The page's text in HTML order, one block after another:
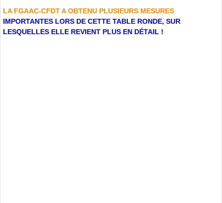
LA FGAAC-CFDT A OBTENU PLUSIEURS MESURES
IMPORTANTES LORS DE CETTE TABLE RONDE, SUR
LESQUELLES ELLE REVIENT PLUS EN DÉTAIL !